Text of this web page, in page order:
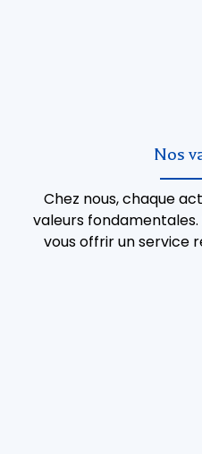
Nos
Chez nous, chaque
valeurs fondamentales.
vous offrir un service